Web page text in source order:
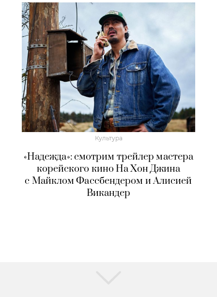
Культура
«Надежда»: смотрим трейлер мастера
корейского кино На Хон Джина
с Майклом Фассбендером и Алисией
Викандер